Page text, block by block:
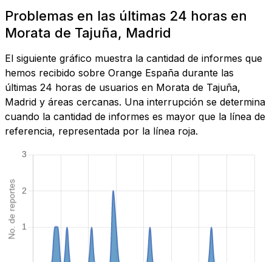
Problemas en las últimas 24 horas en
Morata de Tajuña, Madrid
El siguiente gráfico muestra la cantidad de informes que
hemos recibido sobre Orange España durante las
últimas 24 horas de usuarios en Morata de Tajuña,
Madrid y áreas cercanas. Una interrupción se determina
cuando la cantidad de informes es mayor que la línea de
referencia, representada por la línea roja.